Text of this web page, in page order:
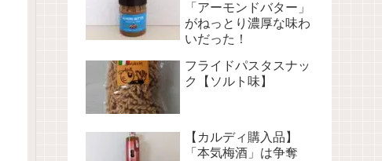
「アーモンドバター」
がねっとり濃厚な味わ
いだった！
フライドパスタスナッ
ク【ソルト味】
【カルディ購入品】
「本気梅酒」は争奪